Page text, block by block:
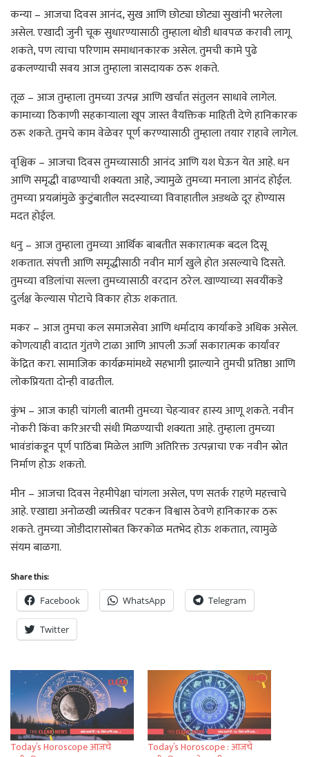
कन्या – आजचा दिवस आनंद, सुख आणि छोट्या छोट्या सुखांनी भरलेला
असेल. एखादी जुनी चूक सुधारण्यासाठी तुम्हाला थोडी धावपळ करावी लागू
शकते, पण त्याचा परिणाम समाधानकारक असेल. तुमची कामे पुढे
ढकलण्याची सवय आज तुम्हाला त्रासदायक ठरू शकते.
तूळ – आज तुम्हाला तुमच्या उत्पन्न आणि खर्चात संतुलन साधावे लागेल.
कामाच्या ठिकाणी सहकाऱ्याला खूप जास्त वैयक्तिक माहिती देणे हानिकारक
ठरू शकते. तुमचे काम वेळेवर पूर्ण करण्यासाठी तुम्हाला तयार राहावे लागेल.
वृश्चिक – आजचा दिवस तुमच्यासाठी आनंद आणि यश घेऊन येत आहे. धन
आणि समृद्धी वाढण्याची शक्यता आहे, ज्यामुळे तुमच्या मनाला आनंद होईल.
तुमच्या प्रयत्नांमुळे कुटुंबातील सदस्याच्या विवाहातील अडथळे दूर होण्यास
मदत होईल.
धनु – आज तुम्हाला तुमच्या आर्थिक बाबतीत सकारात्मक बदल दिसू
शकतात. संपत्ती आणि समृद्धीसाठी नवीन मार्ग खुले होत असल्याचे दिसते.
तुमच्या वडिलांचा सल्ला तुमच्यासाठी वरदान ठरेल. खाण्याच्या सवयींकडे
दुर्लक्ष केल्यास पोटाचे विकार होऊ शकतात.
मकर – आज तुमचा कल समाजसेवा आणि धर्मादाय कार्याकडे अधिक असेल.
कोणत्याही वादात गुंतणे टाळा आणि आपली ऊर्जा सकारात्मक कार्यांवर
केंद्रित करा. सामाजिक कार्यक्रमांमध्ये सहभागी झाल्याने तुमची प्रतिष्ठा आणि
लोकप्रियता दोन्ही वाढतील.
कुंभ – आज काही चांगली बातमी तुमच्या चेहऱ्यावर हास्य आणू शकते. नवीन
नोकरी किंवा करिअरची संधी मिळण्याची शक्यता आहे. तुम्हाला तुमच्या
भावंडांकडून पूर्ण पाठिंबा मिळेल आणि अतिरिक्त उत्पन्नाचा एक नवीन स्रोत
निर्माण होऊ शकतो.
मीन – आजचा दिवस नेहमीपेक्षा चांगला असेल, पण सतर्क राहणे महत्त्वाचे
आहे. एखाद्या अनोळखी व्यक्तीवर पटकन विश्वास ठेवणे हानिकारक ठरू
शकते. तुमच्या जोडीदारासोबत किरकोळ मतभेद होऊ शकतात, त्यामुळे
संयम बाळगा.
Share this:
Facebook WhatsApp Telegram
Twitter
Today’s Horoscope आजचे
Today’s Horoscope : आजचे